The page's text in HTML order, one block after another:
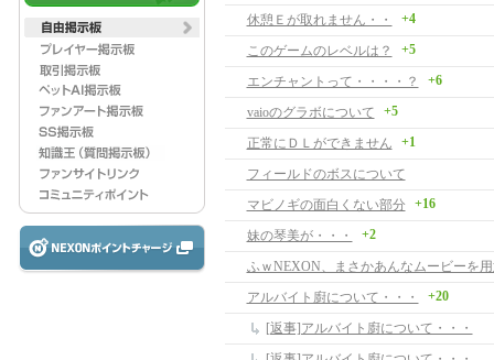
休憩Ｅが取れません・・
+4
このゲームのレベルは？ +5
エンチャントって・・・・？ +6
vaioのグラボについて +5
正常にＤＬができません +1
フィールドのボスについて
マビノギの面白くない部分
+16
妹の琴美が・・・ +2
アルバイト廚について・・・ +20
[返事]アルバイト廚について・・・